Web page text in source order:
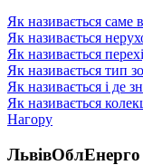
Як називається саме
Як називається
Як називається
Як називається тип
Як називається і де
Як називається
Нагору